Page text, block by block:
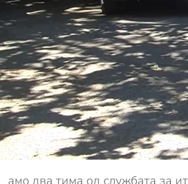
амо два тима од службата за